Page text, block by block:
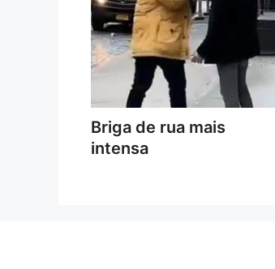
Briga de rua mais
intensa